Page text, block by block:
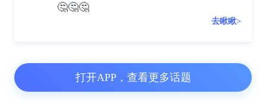
🤔🤔🤔
去瞅瞅>
打开APP，查看更多话题